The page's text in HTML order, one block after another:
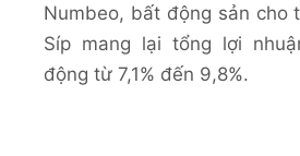
Numbeo, bất động sản cho
Síp mang lại tổng lợi
động từ 7,1% đến 9,8%.